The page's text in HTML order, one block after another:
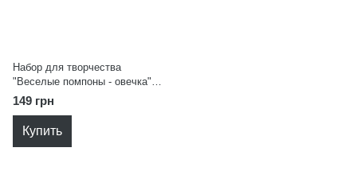
Набор для творчества
"Веселые помпоны - овечка"
Strateg 30994
149 грн
Купить